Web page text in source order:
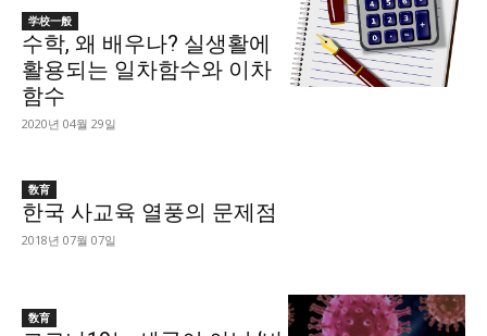
学校一般
수학, 왜 배우나? 실생활에
활용되는 일차함수와 이차
함수
2020년 04월 29일
敎育
한국 사교육 열풍의 문제점
2018년 07월 07일
敎育